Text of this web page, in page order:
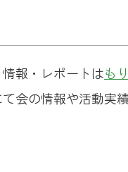
報・レポートはも
て会の情報や活動実